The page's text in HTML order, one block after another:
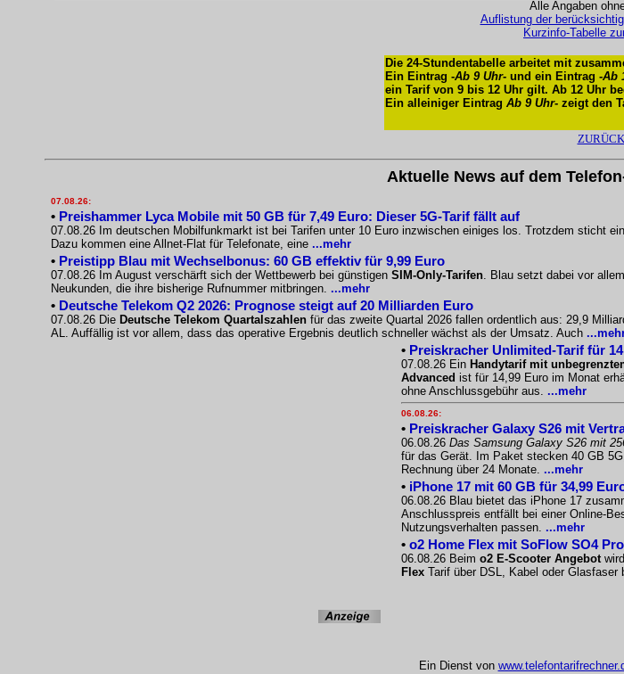
Alle Angaben
Auflistung der
Kurzinfo-Tabelle
Die 24-Stundentabelle arbeitet mit
Ein Eintrag -Ab 9 Uhr- und ein Eintrag -Ab
ein Tarif von 9 bis 12 Uhr gilt. Ab 12 Uhr
Ein alleiniger Eintrag Ab 9 Uhr- zeigt den
ZURÜCK
Aktuelle News auf dem
07.08.26:
• Preishammer Lyca Mobile mit 50 GB für 7,49 Euro: Dieser 5G-Tarif fällt auf
07.08.26 Im deutschen Mobilfunkmarkt ist bei Tarifen unter 10 Euro inzwischen einiges los. Trotzdem sticht
Dazu kommen eine Allnet-Flat für Telefonate, eine ...mehr
• Preistipp Blau mit Wechselbonus: 60 GB effektiv für 9,99 Euro
07.08.26 Im August verschärft sich der Wettbewerb bei günstigen SIM-Only-Tarifen. Blau setzt dabei vor
Neukunden, die ihre bisherige Rufnummer mitbringen. ...mehr
• Deutsche Telekom Q2 2026: Prognose steigt auf 20 Milliarden Euro
07.08.26 Die Deutsche Telekom Quartalszahlen für das zweite Quartal 2026 fallen ordentlich aus: 29,9
AL. Auffällig ist vor allem, dass das operative Ergebnis deutlich schneller wächst als der Umsatz. Auch
• Preiskracher Unlimited-Tarif für
07.08.26 Ein Handytarif mit
Advanced ist für 14,99 Euro im Monat
ohne Anschlussgebühr aus. ...mehr
06.08.26:
• Preiskracher Galaxy S26 mit
06.08.26 Das Samsung Galaxy S26 mit
für das Gerät. Im Paket stecken 40 GB
Rechnung über 24 Monate. ...mehr
• iPhone 17 mit 60 GB für 34,99
06.08.26 Blau bietet das iPhone 17
Anschlusspreis entfällt bei einer Online-
Nutzungsverhalten passen. ...mehr
• o2 Home Flex mit SoFlow SO4
06.08.26 Beim o2 E-Scooter Angebot
Flex Tarif über DSL, Kabel oder
Ein Dienst von